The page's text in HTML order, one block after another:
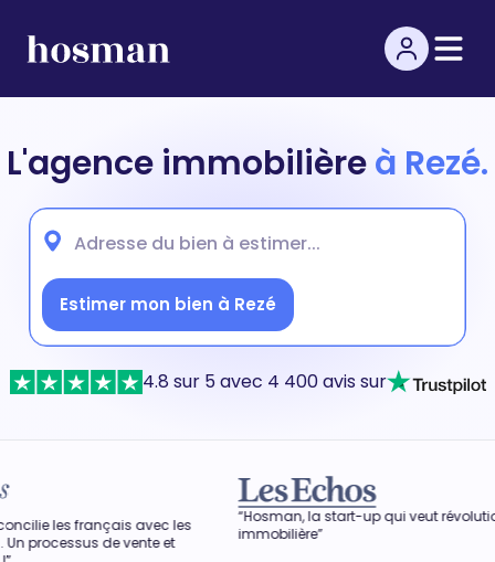
L'agence immobilièreà Rezé.
Estimer mon bien à Rezé
4.8 sur 5 avec 4 400 avis sur
les
et
“Hosman, la start-up qui veut révolutionner l'agence
immobilière”